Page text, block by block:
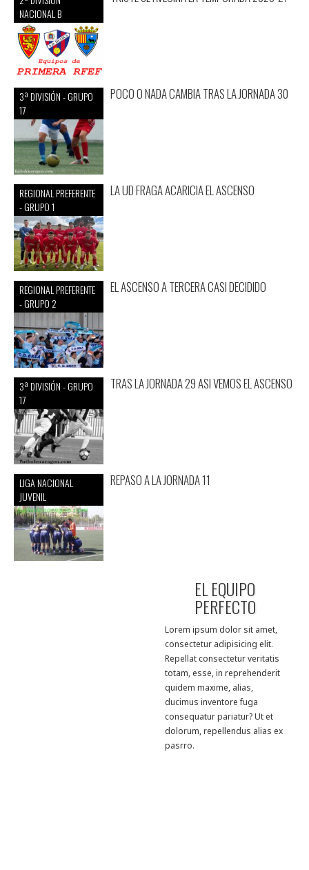
NACIONAL B
3ª DIVISIÓN - GRUPO
17
POCO O NADA CAMBIA TRAS LA JORNADA 30
REGIONAL PREFERENTE
- GRUPO 1
LA UD FRAGA ACARICIA EL ASCENSO
REGIONAL PREFERENTE
- GRUPO 2
EL ASCENSO A TERCERA CASI DECIDIDO
3ª DIVISIÓN - GRUPO
17
TRAS LA JORNADA 29 ASI VEMOS EL ASCENSO
LIGA NACIONAL
JUVENIL
REPASO A LA JORNADA 11
EL EQUIPO
PERFECTO
Lorem ipsum dolor sit amet,
consectetur adipisicing elit.
Repellat consectetur veritatis
totam, esse, in reprehenderit
quidem maxime, alias,
ducimus inventore fuga
consequatur pariatur? Ut et
dolorum, repellendus alias ex
pasrro.